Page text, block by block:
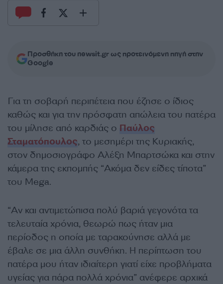
Προσθήκη του newsit.gr ως προτεινόμενη πηγή στην
Google
Για τη σοβαρή περιπέτεια που έζησε ο ίδιος
καθώς και για την πρόσφατη απώλεια του πατέρα
του μίλησε από καρδιάς ο Παύλος
Σταματόπουλος, το μεσημέρι της Κυριακής,
στον δημοσιογράφο Αλέξη Μπαρτσώκα και στην
κάμερα της εκπομπής “Ακόμα δεν είδες τίποτα”
του Mega.
“Αν και αντιμετώπισα πολύ βαριά γεγονότα τα
τελευταία χρόνια, θεωρώ πως ήταν μια
περίοδος η οποία με ταρακούνησε αλλά με
έβαλε σε μια άλλη συνθήκη. Η περίπτωση του
πατέρα μου ήταν ιδιαίτερη γιατί είχε προβλήματα
υγείας για πάρα πολλά χρόνια” ανέφερε αρχικά